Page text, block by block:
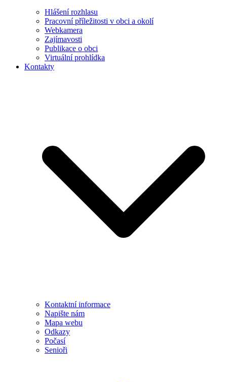
Hlášení rozhlasu
Pracovní příležitosti v obci a okolí
Webkamera
Zajímavosti
Publikace o obci
Virtuální prohlídka
Kontakty
Kontaktní informace
Napište nám
Mapa webu
Odkazy
Počasí
Senioři